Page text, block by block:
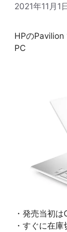
2021年11月1日
HPのPavilion
PC
・発売当初
・すぐに在庫